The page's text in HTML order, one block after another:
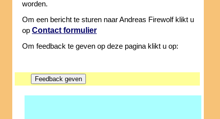
worden.
Om een bericht te sturen naar Andreas Firewolf klikt u
op Contact formulier
Om feedback te geven op deze pagina klikt u op: